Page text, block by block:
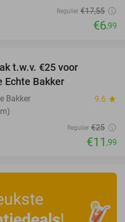
Regulier €17,55
€6,99
t.w.v. €25 voor
Echte Bakker
Bakker 9.6 star
Regulier €25
€11 ,99